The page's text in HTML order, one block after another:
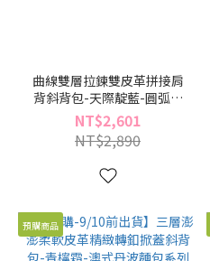
曲線雙層拉鍊雙皮革拼接肩
背斜背包-天際靛藍-圓弧系
列(BX96538-44)
NT$2,601
NT$2,890
預購商品